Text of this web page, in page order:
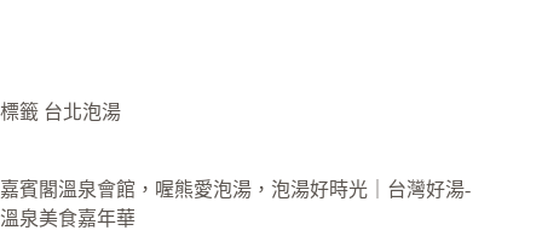
標籤 台北泡湯
嘉賓閣溫泉會館，喔熊愛泡湯，泡湯好時光｜台灣好湯-
溫泉美食嘉年華